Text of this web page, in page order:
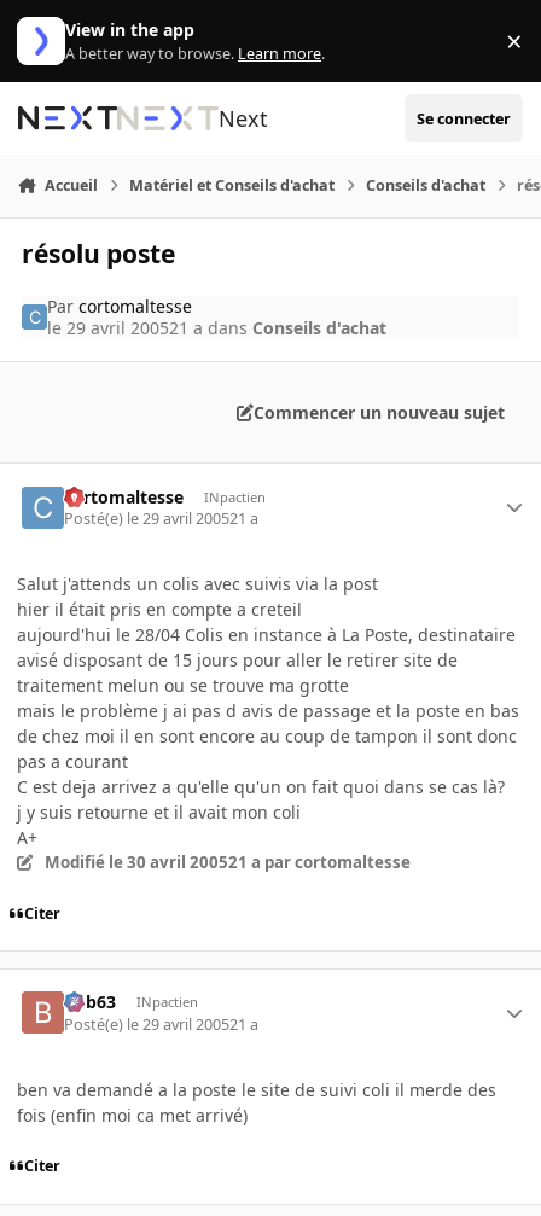
Aller au contenu
View in the app
A better way to browse. Learn more. ×
Next Se connecter
Accueil Matériel et Conseils d'achat Conseils d'achat
résolu poste
Parcortomaltesse
le 29 avril 200521 a dans Conseils d'achat
Commencer un nouveau sujet
cortomaltesse INpactien
Posté(e) le 29 avril 200521 a
Salut j'attends un colis avec suivis via la post
hier il était pris en compte a creteil
aujourd'hui le 28/04 Colis en instance à La Poste, destinataire
avisé disposant de 15 jours pour aller le retirer site de
traitement melun ou se trouve ma grotte
mais le problème j ai pas d avis de passage et la poste en bas
de chez moi il en sont encore au coup de tampon il sont donc
pas a courant
C est deja arrivez a qu'elle qu'un on fait quoi dans se cas là?
j y suis retourne et il avait mon coli
A+
Modifié le 30 avril 200521 a par cortomaltesse
Citer
bob63 INpactien
Posté(e) le 29 avril 200521 a
ben va demandé a la poste le site de suivi coli il merde des
fois (enfin moi ca met arrivé)
Citer